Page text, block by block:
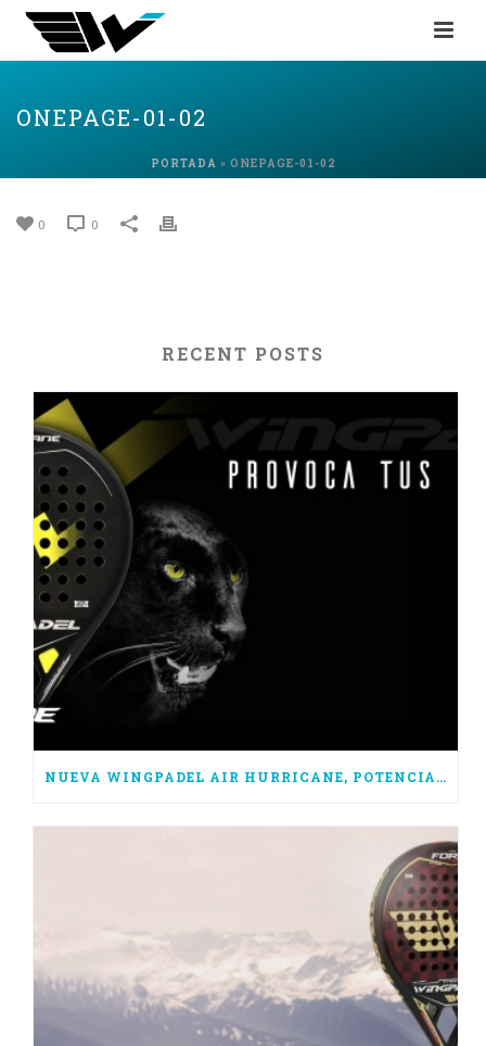
ONEPAGE-01-02
PORTADA » ONEPAGE-01-02
0 0
RECENT POSTS
NUEVA WINGPADEL AIR HURRICANE, POTENCIA PURA